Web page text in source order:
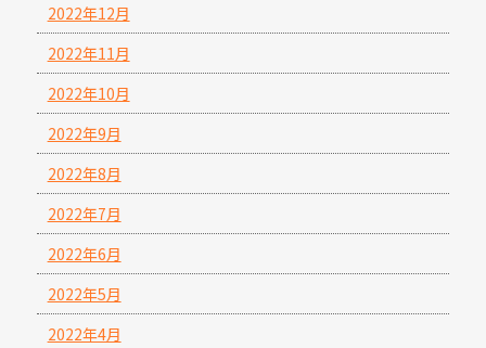
2022年12月
2022年11月
2022年10月
2022年9月
2022年8月
2022年7月
2022年6月
2022年5月
2022年4月